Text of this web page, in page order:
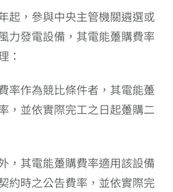
起，參與中央主管機關遴選或
力發電設備，其電能躉購費率
：
率作為競比條件者，其電能躉
，並依實際完工之日起躉購二
，其電能躉購費率適用該設備
約時之公告費率，並依實際完